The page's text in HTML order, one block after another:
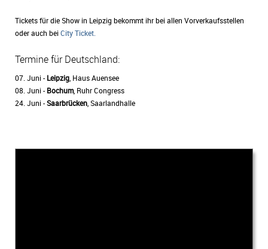
Tickets für die Show in Leipzig bekommt ihr bei allen Vorverkaufsstellen
oder auch beiCity Ticket.
Termine für Deutschland:
07. Juni - Leipzig , Haus Auensee
08. Juni - Bochum, Ruhr Congress
24. Juni -Saarbrücken , Saarlandhalle